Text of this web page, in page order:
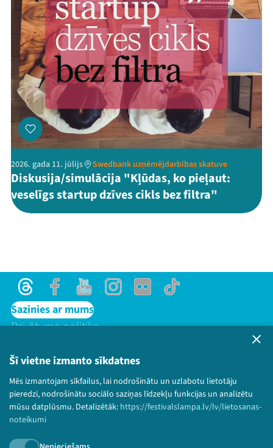
Šī vietne izmanto sīkdatnes
Mēs izmantojam sīkfailus, lai nodrošinātu un uzlabotu lietotāju
pieredzi, nodrošinātu sociālo saziņas līdzekļu funkcijas un analizētu
mūsu datplūsmu. Detalizētāk: https://festivalslampa.lv/lv/lietosanas-
noteikumi
2026. gada 11. jūlijs Swedbank uzņēmējdarbības skatuve
Diskusija/simulācija "Kļūdas, ko pieļaut:
veselīgs startup dzīves cikls bez filtra"
ThreadsFacebookYoutubeInstagram
Flick TikTok
Sazinies ar mums
Privātuma politika
Bērnu aizsardzības politika
© 2026 Sarunu festivāls LAMPA Visas tiesības
paturētas.